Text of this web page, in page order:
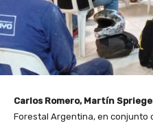
Carlos Romero, Martín
Forestal Argentina, en conjunto